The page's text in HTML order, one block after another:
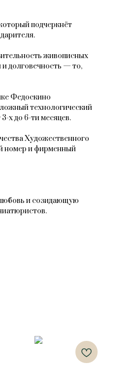
подчеркнёт
живописных
долговечность — то,
Федоскино
технологический
х до 6-ти месяцев.
Художественного
номер и фирменный
и созидающую